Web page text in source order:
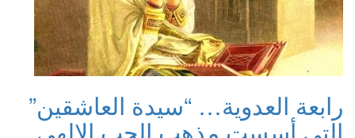
رابعة العدوية… “سيدة العاشقين”